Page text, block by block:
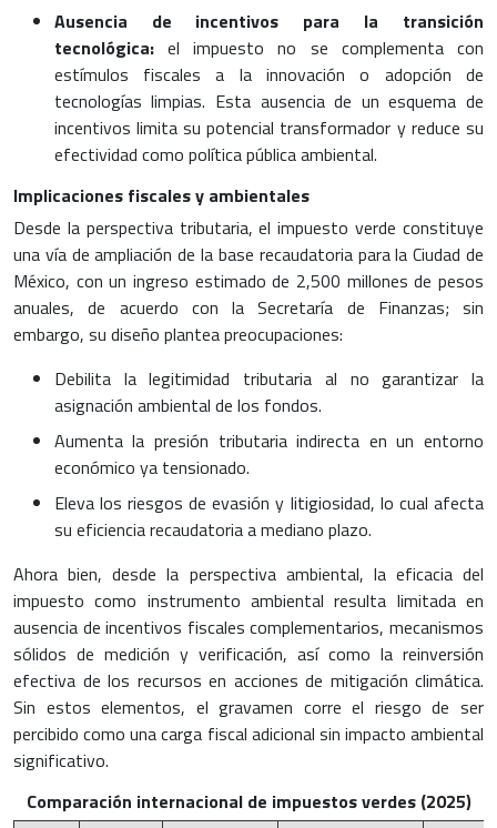
Ausencia de incentivos para la transición
tecnológica: el impuesto no se complementa con
estímulos fiscales a la innovación o adopción de
tecnologías limpias. Esta ausencia de un esquema de
incentivos limita su potencial transformador y reduce su
efectividad como política pública ambiental.
Implicaciones fiscales y ambientales
Desde la perspectiva tributaria, el impuesto verde constituye
una vía de ampliación de la base recaudatoria para la Ciudad de
México, con un ingreso estimado de 2,500 millones de pesos
anuales, de acuerdo con la Secretaría de Finanzas; sin
embargo, su diseño plantea preocupaciones:
Debilita la legitimidad tributaria al no garantizar la
asignación ambiental de los fondos.
Aumenta la presión tributaria indirecta en un entorno
económico ya tensionado.
Eleva los riesgos de evasión y litigiosidad, lo cual afecta
su eficiencia recaudatoria a mediano plazo.
Ahora bien, desde la perspectiva ambiental, la eficacia del
impuesto como instrumento ambiental resulta limitada en
ausencia de incentivos fiscales complementarios, mecanismos
sólidos de medición y verificación, así como la reinversión
efectiva de los recursos en acciones de mitigación climática.
Sin estos elementos, el gravamen corre el riesgo de ser
percibido como una carga fiscal adicional sin impacto ambiental
significativo.
Comparación internacional de impuestos verdes (2025)